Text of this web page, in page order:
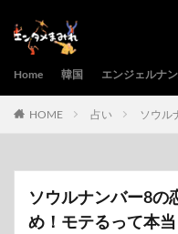
Home 韓国 エンジェルナ
HOME 占い ソウル
ソウルナンバー8の
め！モテるって本当